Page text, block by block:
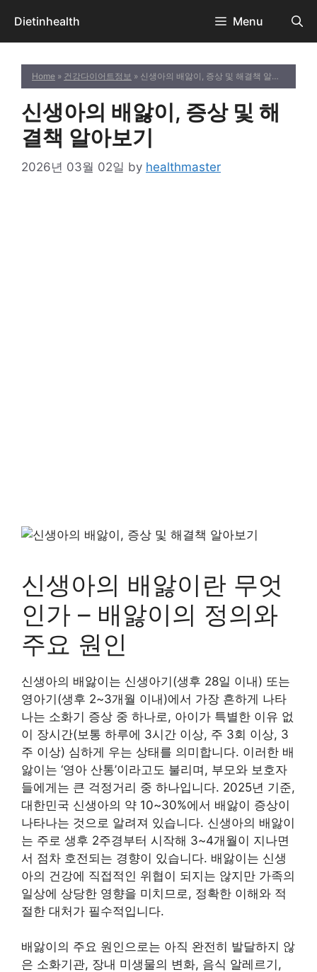
content
Dietinhealth Menu
Home » 건강다이어트정보 » 신생아의 배앓이, 증상 및 해결책 알아보기
신생아의 배앓이, 증상 및 해
결책 알아보기
2026년 03월 02일 by healthmaster
신생아의 배앓이란 무엇
인가 – 배앓이의 정의와
주요 원인
신생아의 배앓이는 신생아기(생후 28일 이내) 또는
영아기(생후 2~3개월 이내)에서 가장 흔하게 나타
나는 소화기 증상 중 하나로, 아이가 특별한 이유 없
이 장시간(보통 하루에 3시간 이상, 주 3회 이상, 3
주 이상) 심하게 우는 상태를 의미합니다. 이러한 배
앓이는 ‘영아 산통’이라고도 불리며, 부모와 보호자
들에게는 큰 걱정거리 중 하나입니다. 2025년 기준,
대한민국 신생아의 약 10~30%에서 배앓이 증상이
나타나는 것으로 알려져 있습니다. 신생아의 배앓이
는 주로 생후 2주경부터 시작해 3~4개월이 지나면
서 점차 호전되는 경향이 있습니다. 배앓이는 신생
아의 건강에 직접적인 위협이 되지는 않지만 가족의
일상에 상당한 영향을 미치므로, 정확한 이해와 적
절한 대처가 필수적입니다.
배앓이의 주요 원인으로는 아직 완전히 발달하지 않
은 소화기관, 장내 미생물의 변화, 음식 알레르기,